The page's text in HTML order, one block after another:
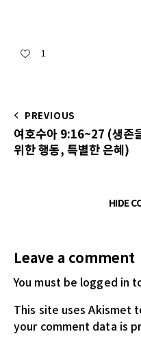
1
PREVIOUS
여호수아 9:16~27 (생존
위한 행동, 특별한 은혜)
HIDE
Leave a comment
You must be logged in
This site uses Akismet
your comment data is